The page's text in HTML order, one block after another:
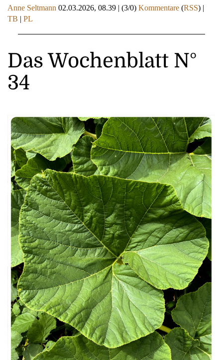
Anne Seltmann 02.03.2026, 08.39 | (3/0) Kommentare (RSS) |
TB | PL
Das Wochenblatt N°
34